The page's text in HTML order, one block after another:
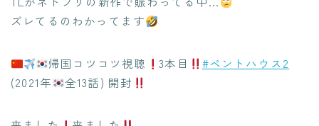
ズレてるのわかってます
帰国コツコツ視聴 3本目
#ペントハウス2
(2021年
全13話) 開封